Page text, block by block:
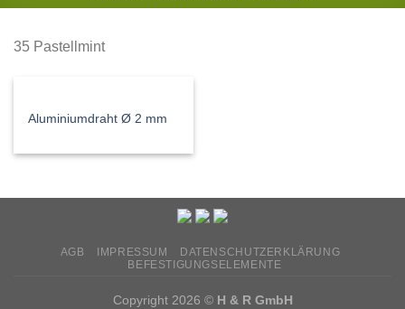
35 Pastellmint
Aluminiumdraht Ø 2 mm
AGB IMPRESSUM
DATENSCHUTZERKLÄRUNG
BEFESTIGUNGSELEMENTE
Copyright 2026 © H & R GmbH